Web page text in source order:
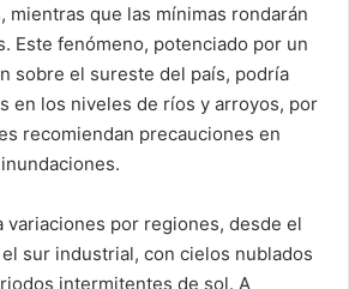
mientras que las mínimas rondarán
Este fenómeno, potenciado por un
sobre el sureste del país, podría
en los niveles de ríos y arroyos, por
recomiendan precauciones en
variaciones por regiones, desde el
sur industrial, con cielos nublados
intermitentes de sol. A